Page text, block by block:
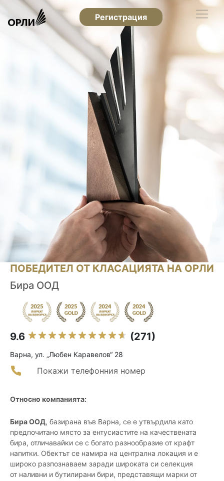
Регистрация
ПОБЕДИТЕЛ ОТ КЛАСАЦИЯТА НА ОРЛИ
Бира ООД
9.6 (271)
Варна, ул. „Любен Каравелов“ 28
Покажи телефонния номер
Относно компанията:
Бира ООД, базирана във Варна, се е утвърдила като
предпочитано място за ентусиастите на качествената
бира, отличавайки се с богато разнообразие от крафт
напитки. Обектът се намира на централна локация и е
широко разпознаваем заради широката си селекция
от наливни и бутилирани бири, представящи марки от